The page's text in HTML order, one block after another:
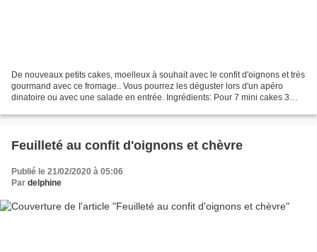
De nouveaux petits cakes, moelleux à souhait avec le confit d'oignons et très
gourmand avec ce fromage.. Vous pourrez les déguster lors d'un apéro
dinatoire ou avec une salade en entrée. Ingrédients: Pour 7 mini cakes 3
Feuilleté au confit d'oignons et chèvre
Publié le 21/02/2020 à 05:06
Par delphine